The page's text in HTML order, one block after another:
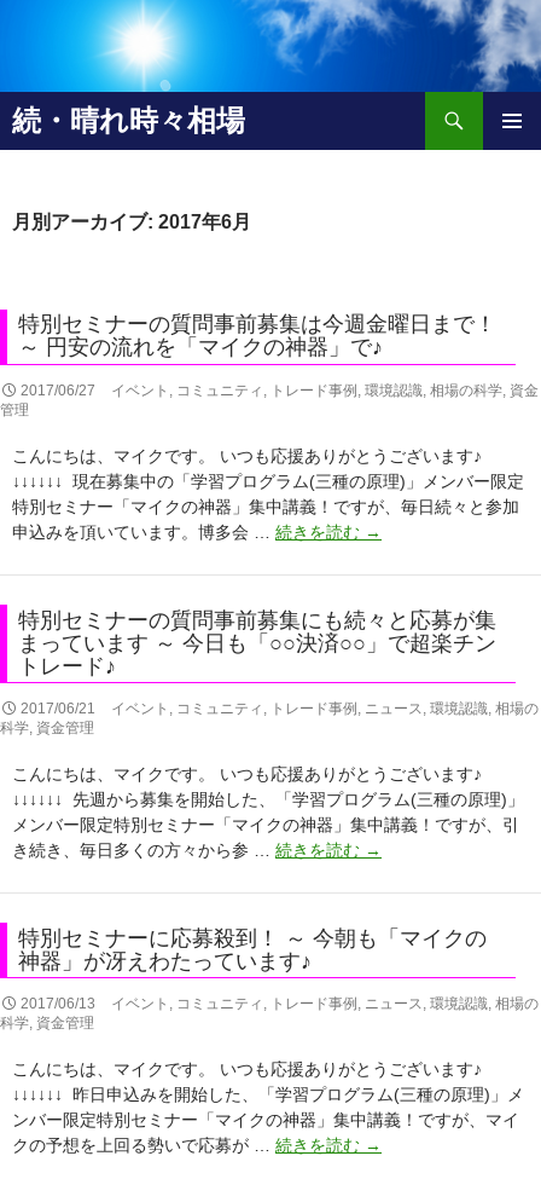
続・晴れ時々相場
検
索
コ
ン
動
月別アーカイブ: 2017年6月
特別セミナーの質問事前募集は今週金曜日まで！
～ 円安の流れを「マイクの神器」で♪
2017/06/27 イベント , コミュニティ , トレード事例 , 環境認識, 相場の科学, 資金
管理
こんにちは、マイクです。 いつも応援ありがとうございます♪
↓↓↓↓↓↓ 現在募集中の「学習プログラム(三種の原理)」メンバー限定
特別セミナー「マイクの神器」集中講義！ですが、毎日続々と参加
申込みを頂いています。博多会 … 続きを読む 特
セ
ナ
ー
の
質
前
募
集
は
金
ま
～
円
安
→
特別セミナーの質問事前募集にも続々と応募が集
まっています ～ 今日も「○○決済○○」で超楽チン
トレード♪
2017/06/21 イベント , コミュニティ , トレード事例 , ニュース, 環境認識, 相場の
科学, 資金管理
こんにちは、マイクです。 いつも応援ありがとうございます♪
↓↓↓↓↓↓ 先週から募集を開始した、「学習プログラム(三種の原理)」
メンバー限定特別セミナー「マイクの神器」集中講義！ですが、引
き続き、毎日多くの方々から参 … 続きを読む 特
セ
ミ
ナ
ー
の
事
前
募
集
→
特別セミナーに応募殺到！ ～ 今朝も「マイクの
神器」が冴えわたっています♪
2017/06/13 イベント , コミュニティ , トレード事例 , ニュース, 環境認識, 相場の
科学, 資金管理
こんにちは、マイクです。 いつも応援ありがとうございます♪
↓↓↓↓↓↓ 昨日申込みを開始した、「学習プログラム(三種の原理)」メ
ンバー限定特別セミナー「マイクの神器」集中講義！ですが、マイ
クの予想を上回る勢いで応募が … 続きを読む 特
→